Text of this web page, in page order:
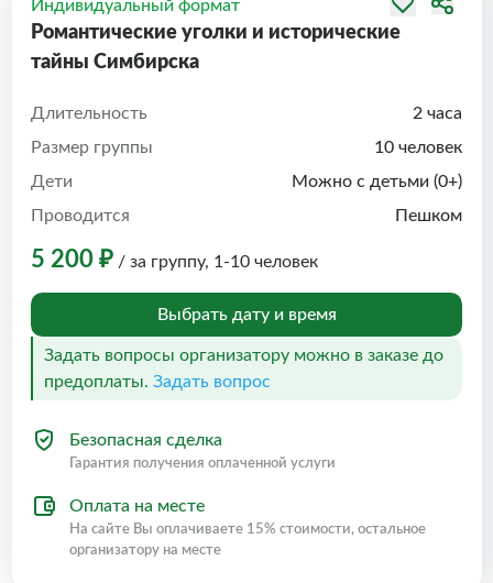
Индивидуальный формат
Романтические уголки и исторические
тайны Симбирска
Длительность
2 часа
Размер группы
10 человек
Дети
Можно с детьми (0+)
Проводится
Пешком
5 200 ₽ / за группу, 1-10 человек
Выбрать дату и время
Задать вопросы организатору можно в заказе до
предоплаты. Задать вопрос
Безопасная сделка
Гарантия получения оплаченной услуги
Оплата на месте
На сайте Вы оплачиваете 15% стоимости, остальное
организатору на месте